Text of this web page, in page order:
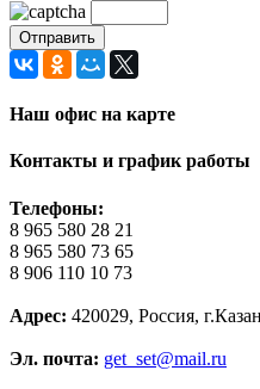
Наш офис на карте
Контакты и график работы
Телефоны:
8 965 580 28 21
8 965 580 73 65
8 906 110 10 73
Адрес: 420029, Россия,
Эл. почта: get_set@mail.ru